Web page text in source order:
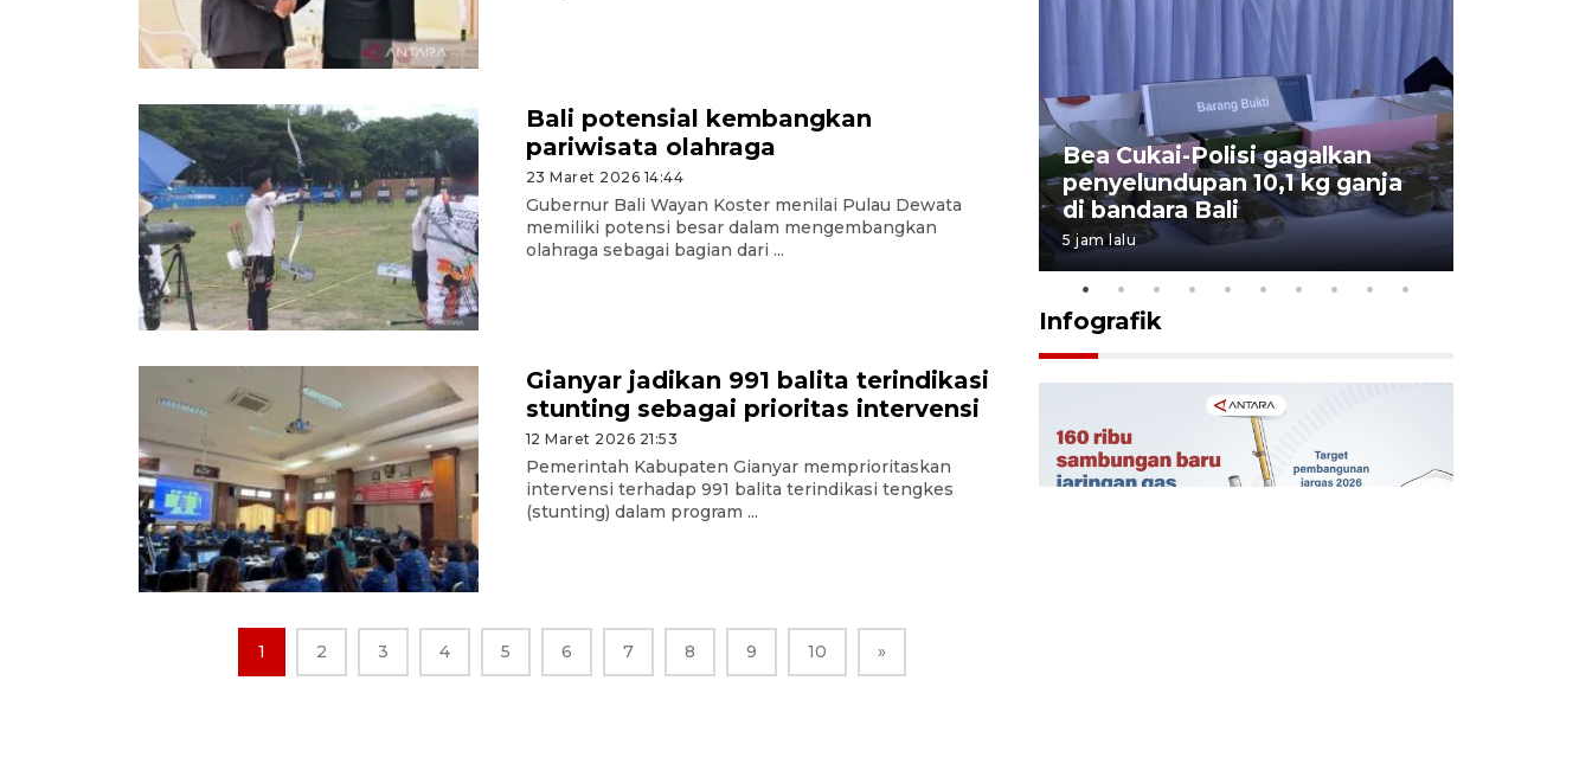
Bali potensial kembangkan
pariwisata olahraga
23 Maret 2026 14:44
Gubernur Bali Wayan Koster menilai Pulau Dewata
memiliki potensi besar dalam mengembangkan
olahraga sebagai bagian dari ...
Gianyar jadikan 991 balita terindikasi
stunting sebagai prioritas intervensi
12 Maret 2026 21:53
Pemerintah Kabupaten Gianyar memprioritaskan
intervensi terhadap 991 balita terindikasi tengkes
(stunting) dalam program ...
1 2 3 4 5 6 7 8 9 10 »
Polisi tetapkan lima tersangka
pengeroyokan maling ayam di
Tabanan
27 Juli 2026 22:32
Bea Cukai-Polisi gagalkan
penyelundupan 10,1 kg ganja
di bandara Bali
5 jam lalu
Infografik